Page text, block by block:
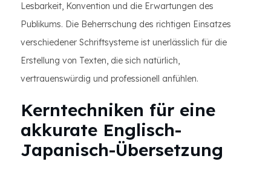
Lesbarkeit, Konvention und die Erwartungen des
Publikums. Die Beherrschung des richtigen Einsatzes
verschiedener Schriftsysteme ist unerlässlich für die
Erstellung von Texten, die sich natürlich,
vertrauenswürdig und professionell anfühlen.
Kerntechniken für eine
akkurate Englisch-
Japanisch-Übersetzung